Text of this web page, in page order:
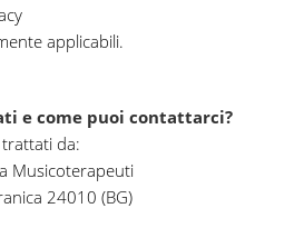
applicabili.
e come puoi contattarci?
da:
Musicoterapeuti
24010 (BG)